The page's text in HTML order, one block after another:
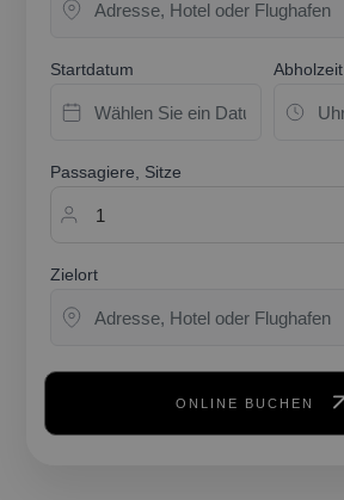
Startdatum Abholzeit
Passagiere, Sitze
Zielort
ONLINE BUCHEN